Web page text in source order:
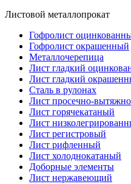
Листовой металлопрокат
Гофролист
Гофролист окрашенный
Металлочерепица
Лист гладкий
Лист гладкий
Сталь в рулонах
Лист просечно-
Лист горячекатаный
Лист
Лист регистровый
Лист рифленный
Лист холоднокатаный
Доборные элементы
Лист нержавеющий